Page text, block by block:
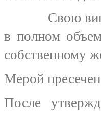
Свою вину в
в полном
собственному
Мерой
После